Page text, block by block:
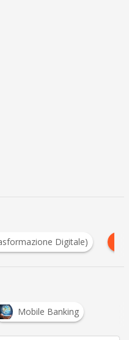
I Intesa San Paolo
Mobile Banking